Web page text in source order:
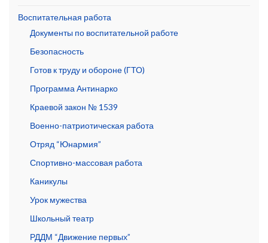
Воспитательная работа
Документы по воспитательной работе
Безопасность
Готов к труду и обороне (ГТО)
Программа Антинарко
Краевой закон № 1539
Военно-патриотическая работа
Отряд “Юнармия”
Спортивно-массовая работа
Каникулы
Урок мужества
Школьный театр
РДДМ “Движение первых”